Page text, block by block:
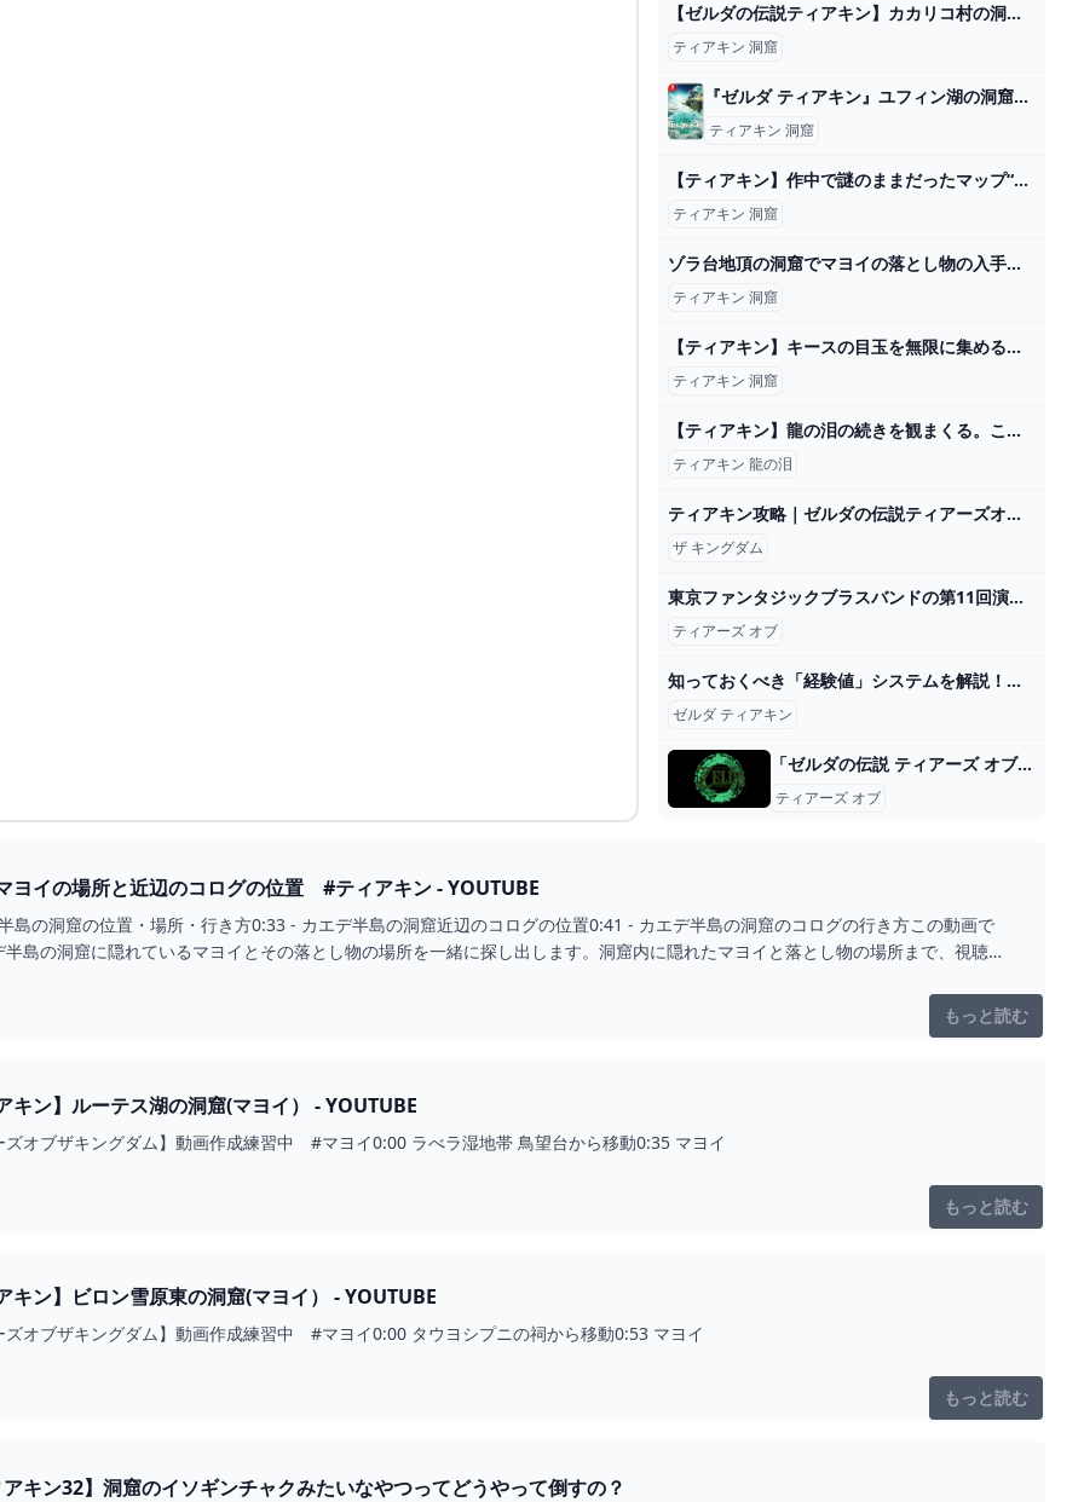
【ゼルダの伝説ティアキン】カカリコ村の洞窟(マヨイ） - YouTube
ティアキン 洞窟
『ゼルダ ティアキン』ユフィン湖の洞窟」内「モシャピンの祠」とほこらチャレンジ「ユフィン湖の洞窟に眠る水晶」を攻略しました - ディスディスブログ
ティアキン 洞窟
【ティアキン】作中で謎のままだったマップ“12コ”を徹底解説【総集編】 - YouTube
ティアキン 洞窟
ゾラ台地頂の洞窟でマヨイの落とし物の入手方法【ゼルダの伝説 ティアーズオブザキングダム（ティアキン）】 - YouTube
ティアキン 洞窟
【ティアキン】キースの目玉を無限に集める方法【ゼルダの伝説 ティアーズ オブ ザ キングダム】 - YouTube
ティアキン 洞窟
【ティアキン】龍の泪の続きを観まくる。これからゼルダどうするんや… #40 【初見顔出し実況プレイ】 - YouTube
ティアキン 龍の泪
ティアキン攻略｜ゼルダの伝説ティアーズオブザキングダム - ゲームウィズ
ザ キングダム
東京ファンタジックブラスバンドの第11回演奏会が10月6日にパルテノン多摩で実施！「ゼルダの伝説 ティアーズ オブ ザ キングダム」「ライザのアトリエ」などの楽曲を吹奏楽で演奏 Gamer
ティアーズ オブ
知っておくべき「経験値」システムを解説！敵の経験値レベル仕様について紹介【ゼルダの伝説ティアーズオブザキングダム】 - YouTube
ゼルダ ティアキン
「ゼルダの伝説 ティアーズ オブ ザ キングダム」オリジナルサウンドトラック【初回数量限定生産盤】: 商品カテゴリー CD/DVD/Blu-ray/レコード/グッズの通販サイト【コロムビアミュージックショップ】
ティアーズ オブ
ヨイの場所と近辺のコログの位置 #ティアキン - YOUTUBE
島の洞窟の位置・場所・行き方0:33 - カエデ半島の洞窟近辺のコログの位置0:41 - カエデ半島の洞窟のコログの行き方この動画で
島の洞窟に隠れているマヨイとその落とし物の場所を一緒に探し出します。洞窟内に隠れたマヨイと落とし物の場所まで、視聴者
もっと読む
キン】ルーテス湖の洞窟(マヨイ） - YOUTUBE
ズオブザキングダム】動画作成練習中 #マヨイ0:00 ラべラ湿地帯 鳥望台から移動0:35 マヨイ
もっと読む
キン】ビロン雪原東の洞窟(マヨイ） - YOUTUBE
ズオブザキングダム】動画作成練習中 #マヨイ0:00 タウヨシプニの祠から移動0:53 マヨイ
もっと読む
キン32】洞窟のイソギンチャクみたいなやつってどうやって倒すの？